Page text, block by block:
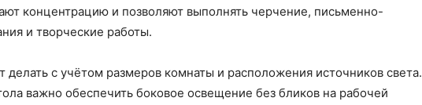
концентрацию и позволяют выполнять черчение, письменно-
и творческие работы.
делать с учётом размеров комнаты и расположения источников света.
важно обеспечить боковое освещение без бликов на рабочей